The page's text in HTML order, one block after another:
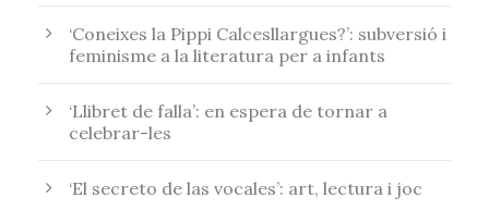
‘Coneixes la Pippi Calcesllargues?’: subversió i
feminisme a la literatura per a infants
‘Llibret de falla’: en espera de tornar a
celebrar-les
‘El secreto de las vocales’: art, lectura i joc